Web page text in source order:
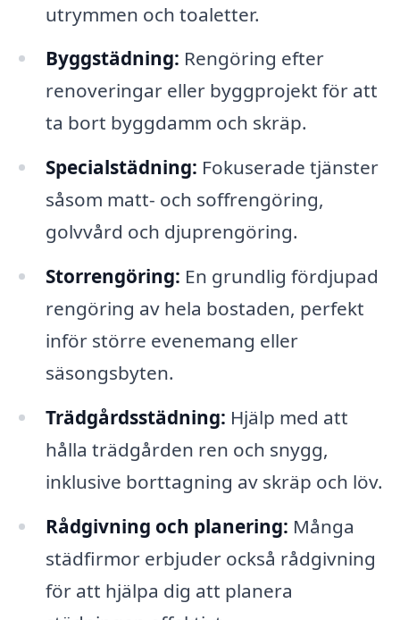
utrymmen och toaletter.
Byggstädning: Rengöring efter
renoveringar eller byggprojekt för att
ta bort byggdamm och skräp.
Specialstädning: Fokuserade tjänster
såsom matt- och soffrengöring,
golvvård och djuprengöring.
Storrengöring: En grundlig fördjupad
rengöring av hela bostaden, perfekt
inför större evenemang eller
säsongsbyten.
Trädgårdsstädning: Hjälp med att
hålla trädgården ren och snygg,
inklusive borttagning av skräp och löv.
Rådgivning och planering: Många
städfirmor erbjuder också rådgivning
för att hjälpa dig att planera